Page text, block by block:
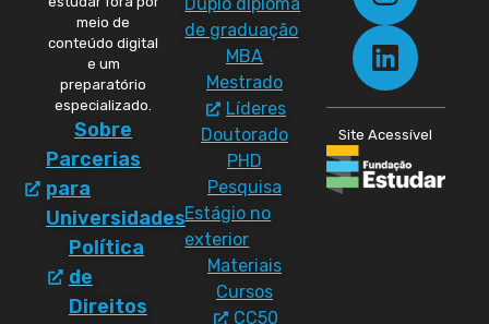
meio de
conteúdo digital
e um
preparatório
especializado.
Sobre
Parcerias
para
Universidades
Política
de
Direitos
de graduação
MBA
Mestrado
Líderes
Doutorado
PHD
Pesquisa
Estágio no
exterior
Materiais
Cursos
CC50
Site Acessível